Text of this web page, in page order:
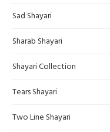
Sad Shayari
Sharab Shayari
Shayari Collection
Tears Shayari
Two Line Shayari